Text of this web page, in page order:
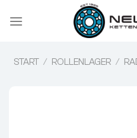
Inhalt
START / ROLLENLAGER /